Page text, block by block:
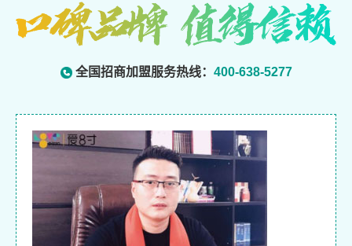
全国招商加盟服务热线： 400-638-5277